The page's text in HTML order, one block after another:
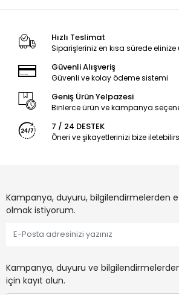
Hızlı Teslimat
Siparişleriniz en kısa sürede elinize
Güvenli Alışveriş
Güvenli ve kolay ödeme sistemi
Geniş Ürün Yelpazesi
Binlerce ürün ve kampanya
7 / 24 DESTEK
Öneri ve şikayetlerinizi bize
Kampanya, duyuru, bilgilendirmelerden
olmak istiyorum.
Kampanya, duyuru ve
için kayıt olun.